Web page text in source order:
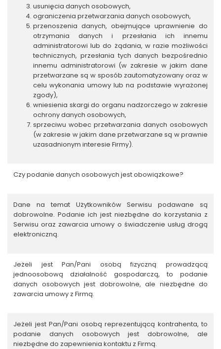
usunięcia danych osobowych,
ograniczenia przetwarzania danych osobowych,
przenoszenia danych, obejmujące uprawnienie do
otrzymania danych i przesłania ich innemu
administratorowi lub do żądania, w razie możliwości
technicznych, przesłania tych danych bezpośrednio
innemu administratorowi (w zakresie w jakim dane
przetwarzane są w sposób zautomatyzowany oraz w
celu wykonania umowy lub na podstawie wyrażonej
zgody),
wniesienia skargi do organu nadzorczego w zakresie
ochrony danych osobowych,
sprzeciwu wobec przetwarzania danych osobowych
(w zakresie w jakim dane przetwarzane są w prawnie
uzasadnionym interesie Firmy).
Czy podanie danych osobowych jest obowiązkowe?
Dane na temat Użytkowników Serwisu podawane są
dobrowolne. Podanie ich jest niezbędne do korzystania z
Serwisu oraz zawarcia umowy o świadczenie usług drogą
elektroniczną.
Jeżeli jest Pan/Pani osobą fizyczną prowadzącą
jednoosobową działalność gospodarczą, to podanie
danych osobowych jest dobrowolne, ale niezbędne do
zawarcia umowy z Firmą.
Jeżeli jest Pan/Pani osobą reprezentującą kontrahenta, to
podanie danych osobowych jest dobrowolne, ale
niezbędne do zapewnienia kontaktu z Firmą.